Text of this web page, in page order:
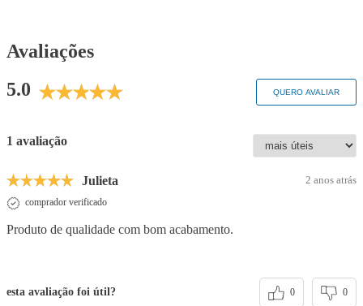
Avaliações
5.0
QUERO AVALIAR
1 avaliação
Julieta 2 anos atrás
comprador verificado
Produto de qualidade com bom acabamento.
esta avaliação foi útil? 0 0